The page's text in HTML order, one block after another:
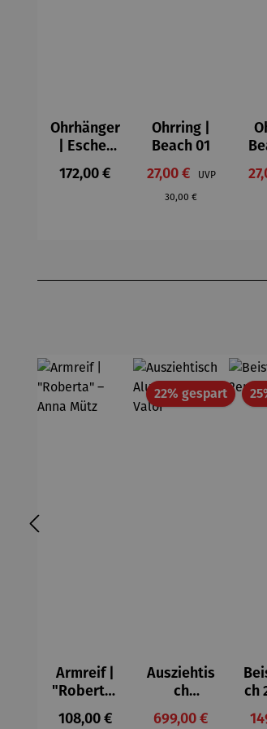
Ohrhänger
| Escher
Kugel
Regulärer Preis:
172,00 €
Ohrring |
Beach 01
Verkaufspreis:
27,00 €
UVP
Regulärer Preis:
30,00 €
Armreif |
"Roberta"
– Anna
Regulärer Preis:
108,00 €
22% gespartRabatt
Ausziehtis
ch
Aluminium
Verkaufspreis:
699,00 €
ch
–